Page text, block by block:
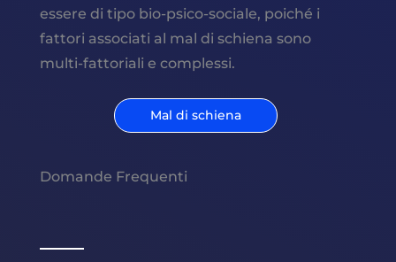
essere di tipo bio-psico-sociale, poiché i
fattori associati al mal di schiena sono
multi-fattoriali e complessi.
Mal di schiena
Domande Frequenti